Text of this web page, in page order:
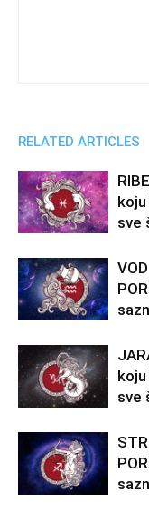
RELATED ARTICLES
koju
sve
koju
sve